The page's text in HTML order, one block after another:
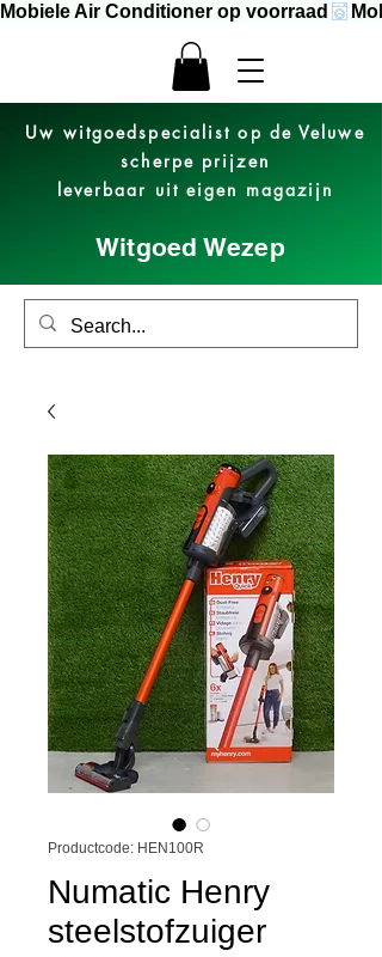
Uw witgoedspecialist op de Veluwe
scherpe prijzen
leverbaar uit eigen magazijn
Witgoed Wezep
Mobiele Air Conditioner op voorraad
Productcode: HEN100R
Numatic Henry
steelstofzuiger